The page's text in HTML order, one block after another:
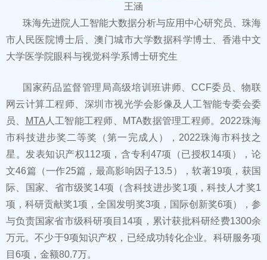
王涵
珠海先进院人工智能大数据分析与应用中心研究员、珠海
市人民医院博士后、澳门城市大学数据科学博士、香港中文
大学医学院眼科与视觉科学系博士研究生
国家药品监督管理局高级培训班讲师、CCF委员、物联
网云计算工程师、深圳市视光学会影像及人工智能专委会委
员、
MTA 人工智能工程师、MTA数据管理工程师。2022珠海
市科技进步奖二等奖（第一完成人），2022珠海市科技之
星。发表知识产权112项，含专利47项（已授权14项），论
文46篇（一作25篇，最高影响因子13.5），软著19项，获国
际、国家、省市级奖14项（含科技进步奖1项，科技人才奖1
项，科研贡献奖1项，全国发明奖3项，国际创新奖6项），参
与负责国家省市级科研项目14项，累计获批科研经费1300余
万元。不少于9项知识产权，已经成功转化企业。科研服务项
目6项，金额80.7万。